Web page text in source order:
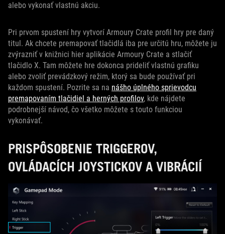
alebo vykonať vlastnú akciu.
Pri prvom spustení hry vytvorí Armoury Crate profil hry pre daný
titul. Ak chcete premapovať tlačidlá iba pre určitú hru, môžete ju
zvýrazniť v knižnici hier aplikácie Armoury Crate a stlačiť
tlačidlo X. Tam môžete hre dokonca prideliť vlastnú grafiku
alebo zvoliť prevádzkový režim, ktorý sa bude používať pri
každom spustení. Pozrite sa na nášho úplného sprievodcu
premapovaním tlačidiel a herných profilov, kde nájdete
podrobnejší návod, čo všetko môžete s touto funkciou
vykonávať.
PRISPÔSOBENIE TRIGGEROV,
OVLÁDACÍCH JOYSTICKOV A VIBRÁCIÍ